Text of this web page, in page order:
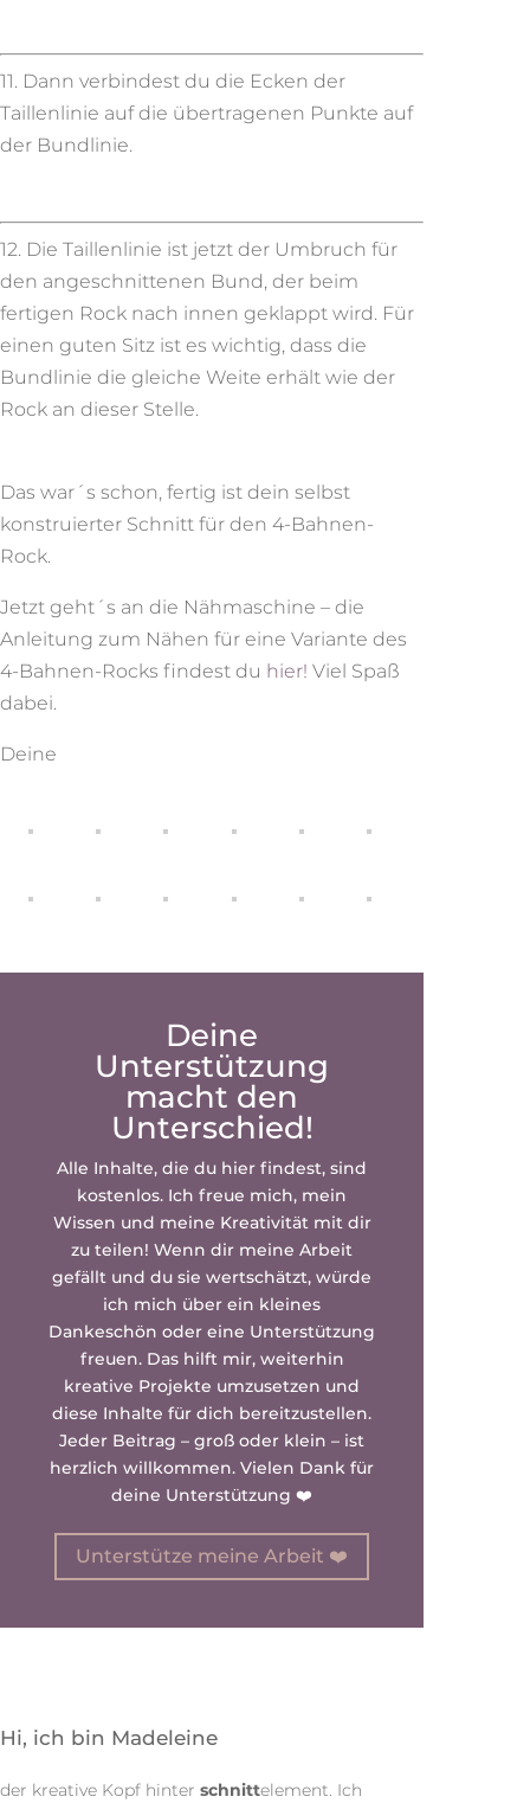
11. Dann verbindest du die Ecken der
Taillenlinie auf die übertragenen Punkte auf
der Bundlinie.
12. Die Taillenlinie ist jetzt der Umbruch für
den angeschnittenen Bund, der beim
fertigen Rock nach innen geklappt wird. Für
einen guten Sitz ist es wichtig, dass die
Bundlinie die gleiche Weite erhält wie der
Rock an dieser Stelle.
Das war´s schon, fertig ist dein selbst
konstruierter Schnitt für den 4-Bahnen-
Rock.
Jetzt geht´s an die Nähmaschine – die
Anleitung zum Nähen für eine Variante des
4-Bahnen-Rocks findest du hier! Viel Spaß
dabei.
Deine
Deine
Unterstützung
macht den
Unterschied!
Alle Inhalte, die du hier findest, sind
kostenlos. Ich freue mich, mein
Wissen und meine Kreativität mit dir
zu teilen! Wenn dir meine Arbeit
gefällt und du sie wertschätzt, würde
ich mich über ein kleines
Dankeschön oder eine Unterstützung
freuen. Das hilft mir, weiterhin
kreative Projekte umzusetzen und
diese Inhalte für dich bereitzustellen.
Jeder Beitrag – groß oder klein – ist
herzlich willkommen. Vielen Dank für
deine Unterstützung ❤️
Unterstütze meine Arbeit ❤️
Hi, ich bin Madeleine
der kreative Kopf hinter schnittelement. Ich